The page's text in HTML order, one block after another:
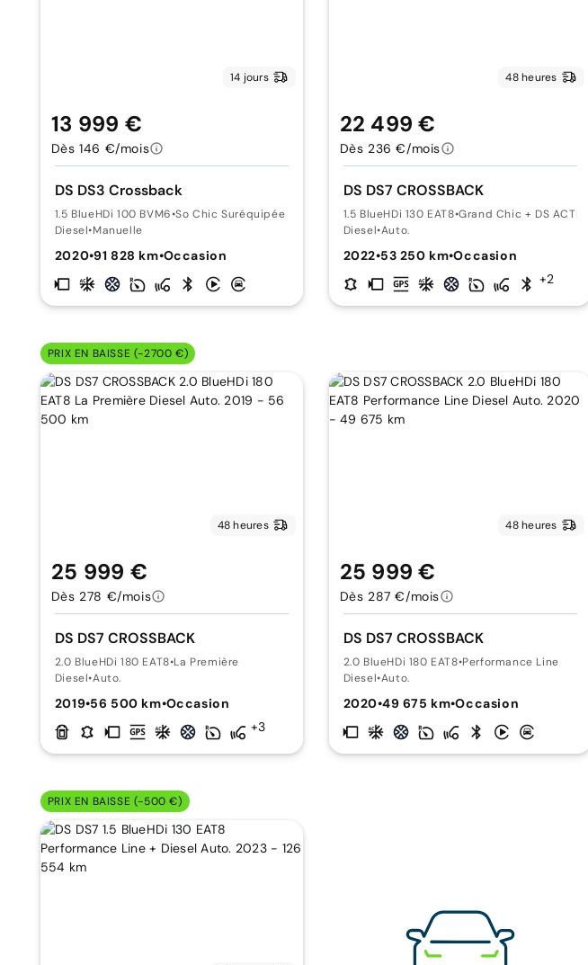
14 jours
DS DS3 Crossback
1.5 BlueHDi 100 BVM6•So Chic Suréquipée
Diesel•Manuelle
2020•91 828 km•Occasion
13 999 €
Dès 146 €/mois
48 heures
DS DS7 CROSSBACK
1.5 BlueHDi 130 EAT8•Grand Chic + DS
Diesel•Auto.
2022•53 250 km•Occasion
+2
22 499 €
Dès 236 €/mois
PRIX EN BAISSE (-2700 €)
48 heures
DS DS7 CROSSBACK
2.0 BlueHDi 180 EAT8•La Première
Diesel•Auto.
2019•56 500 km•Occasion
+3
25 999 €
Dès 278 €/mois
48 heures
DS DS7 CROSSBACK
2.0 BlueHDi 180 EAT8•Performance Line
Diesel•Auto.
2020•49 675 km•Occasion
25 999 €
Dès 287 €/mois
PRIX EN BAISSE (-500 €)